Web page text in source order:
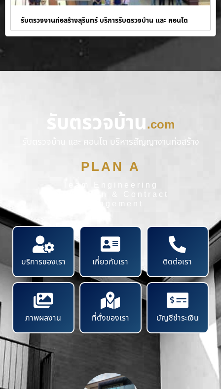
รับตรวจงานก่อสร้างสุรินทร์ บริการรับตรวจบ้าน และ คอนโด
รับตรวจบ้าน.com
รับตรวจบ้าน และ คอนโด บริหารสัญญางานก่อสร้าง
PLAN A
Team Engineering
Inspection & Contract
Management
บริการของเรา เกี่ยวกับเรา ติดต่อเรา
ภาพผลงาน ที่ตั้งของเรา บัญชีชำระเงิน